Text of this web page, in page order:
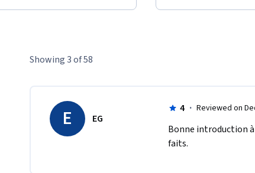
Showing 3 of 58
E EG
4 · Reviewed on
Bonne introduction à
faits.